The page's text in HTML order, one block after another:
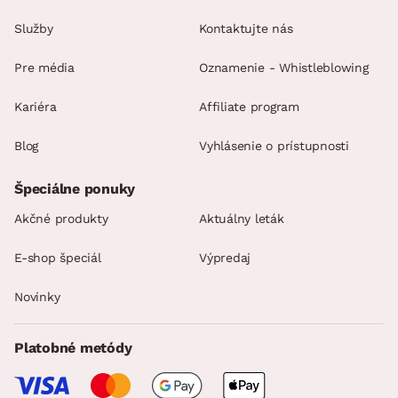
Služby
Pre média
Kariéra
Blog
Kontaktujte nás
Oznamenie - Whistleblowing
Affiliate program
Vyhlásenie o prístupnosti
Špeciálne ponuky
Akčné produkty Aktuálny leták
E-shop špeciál Výpredaj
Novinky
Platobné metódy